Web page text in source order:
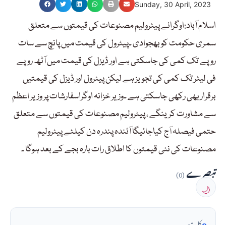
Sunday, 30 April, 2023
اسلام آباد:اوگرانے پیٹرولیم مصنوعات کی قیمتوں سے متعلق
سمری حکومت کو بھجوادی ۔پیٹرول کی قیمت میں پانچ سے سات
روپے تک کمی کی جاسکتی ہے اور ڈیزل کی قیمت میں آٹھ روپے
فی لیٹر تک کمی کی تجویز ہے لیکن پیٹرول اور ڈیزل کی قیمتیں
برقرار بھی رکھی جاسکتی ہے ۔وزیر خزانہ اوگراسفارشات پر وزیر اعظم
سے مشاورت کرینگے ، پیٹرولیم مصنوعات کی قیمتوں سے متعلق
حتمی فیصلہ آج کیاجائیگا آئندہ پندرہ دن کیلئے پیٹرولیم
مصنوعات کی نئی قیمتوں کا اطلاق رات بارہ بجے کے بعد ہوگا ۔
تبصرے(0)
🌙